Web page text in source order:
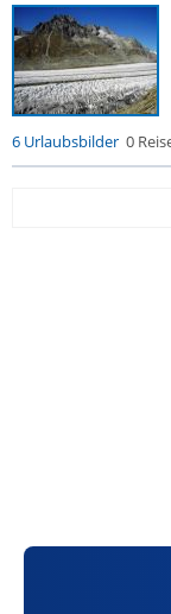
6 Urlaubsbilder 0